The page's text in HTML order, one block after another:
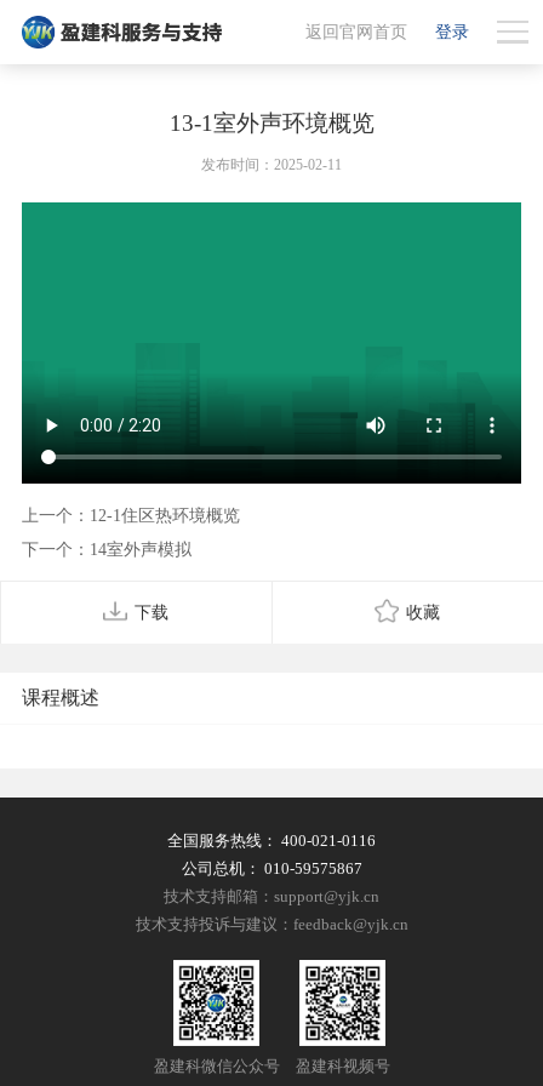
登录
返回官网首页
13-1室外声环境概览
发布时间：2025-02-11
上一个：12-1住区热环境概览
下一个：14室外声模拟
下载 收藏
课程概述
全国服务热线： 400-021-0116
公司总机： 010-59575867
技术支持邮箱：support@yjk.cn
技术支持投诉与建议：feedback@yjk.cn
盈建科微信公众号 盈建科视频号